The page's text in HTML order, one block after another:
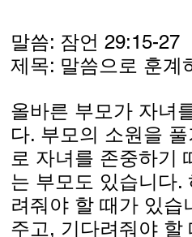
말씀: 잠언 29:15-27
제목: 말씀으로 훈계
올바른 부모가 자녀
다. 부모의 소원을
로 자녀를 존중하기
는 부모도 있습니다.
려줘야 할 때가 있습
주고, 기다려줘야 할